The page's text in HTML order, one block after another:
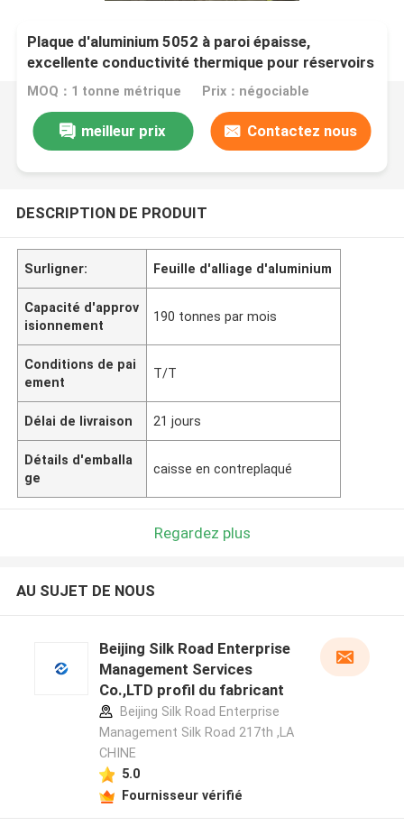
Plaque d'aluminium 5052 à paroi épaisse,
excellente conductivité thermique pour réservoirs
de carburant d'avion
MOQ：1 tonne métrique Prix：négociable
meilleur prix Contactez nous
DESCRIPTION DE PRODUIT
Surligner: Feuille d'alliage d'aluminium
Capacité d'approv
isionnement
190 tonnes par mois
Conditions de pai
ement
T/T
Délai de livraison 21 jours
Détails d'emballa
ge
caisse en contreplaqué
Regardez plus
AU SUJET DE NOUS
Beijing Silk Road Enterprise
Management Services
Co.,LTD profil du fabricant
Beijing Silk Road Enterprise
Management Silk Road 217th ,LA
CHINE
5.0
Fournisseur vérifié